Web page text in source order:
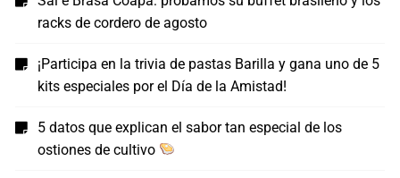
racks de cordero de agosto
¡Participa en la trivia de pastas Barilla y gana uno de 5
kits especiales por el Día de la Amistad!
5 datos que explican el sabor tan especial de los
ostiones de cultivo